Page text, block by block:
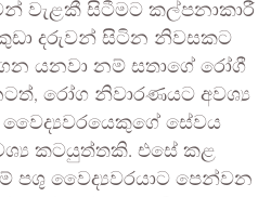
වැළකී සිටීමට කල්පනාකාරී
දරුවන් සිටින නිවසකට
යනවා නම් සතාගේ රෝගී
රෝග නිවාරණයට අවශ්‍ය
සේවය
කටයුත්තකි. එසේ කළ
පශු වෛද්‍යවරයාට පෙන්වන